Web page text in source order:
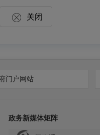
关闭
门户网站
政务新媒体矩阵